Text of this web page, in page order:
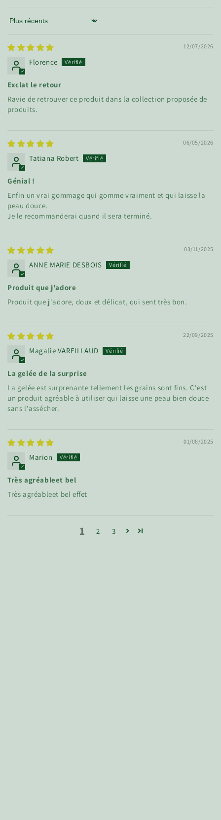
Sort by
12/07/2026
Florence
Exclat le retour
Ravie de retrouver ce produit dans la collection proposée de
produits.
06/05/2026
Tatiana Robert
Génial !
Enfin un vrai gommage qui gomme vraiment et qui laisse la
peau douce.
Je le recommanderai quand il sera terminé.
03/11/2025
ANNE MARIE DESBOIS
Produit que j'adore
Produit que j'adore, doux et délicat, qui sent très bon.
22/09/2025
Magalie VAREILLAUD
La gelée de la surprise
La gelée est surprenante tellement les grains sont fins. C'est
un produit agréable à utiliser qui laisse une peau bien douce
sans l'assécher.
01/08/2025
Marion
Très agréableet bel
Très agréableet bel effet
1 2 3